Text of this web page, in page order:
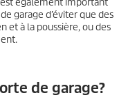
également important
garage d’éviter que des
et à la poussière, ou des
de garage?